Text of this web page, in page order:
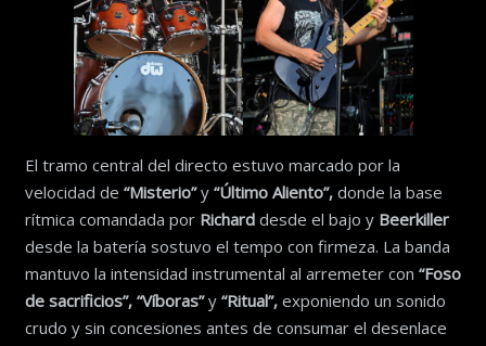
El tramo central del directo estuvo marcado por la
velocidad de “Misterio”y “Último Aliento”,donde la base
rítmica comandada por Richarddesde el bajo y Beerkiller
desde la batería sostuvo el tempo con firmeza. La banda
mantuvo la intensidad instrumental al arremeter con “Foso
de sacrificios”, “Víboras”y “Ritual”,exponiendo un sonido
crudo y sin concesiones antes de consumar el desenlace